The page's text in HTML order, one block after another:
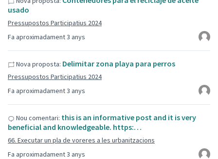
Fa aproximadament 3 anys
usado
Pressupostos Participatius 2024
Fa aproximadament 3 anys
Nova proposta: Delimitar zona playa para perros
Pressupostos Participatius 2024
Fa aproximadament 3 anys
Nou comentari: this is an informative post and it is very
beneficial and knowledgeable. https:…
66. Executar un pla de voreres a les urbanitzacions